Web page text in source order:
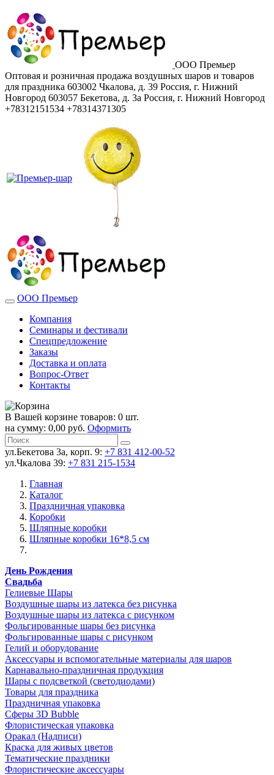
ООО Премьер
Оптовая и розничная продажа воздушных шаров и товаров
для праздника 603002 Чкалова, д. 39 Россия, г. Нижний
Новгород 603057 Бекетова, д. 3а Россия, г. Нижний Новгород
+78312151534 +78314371305
ООО Премьер
Компания
Семинары и фестивали
Спецпредложение
Заказы
Доставка и оплата
Вопрос-Ответ
Контакты
В Вашей корзине товаров: 0 шт.
на сумму: 0,00 руб. Оформить
ул.Бекетова 3а, корп. 9: +7 831 412-00-52
ул.Чкалова 39: +7 831 215-1534
Главная
Каталог
Праздничная упаковка
Коробки
Шляпные коробки
Шляпные коробки 16*8,5 см
День Рождения
Свадьба
Гелиевые Шары
Воздушные шары из латекса без рисунка
Воздушные шары из латекса с рисунком
Фольгированные шары без рисунка
Фольгированные шары с рисунком
Гелий и оборудование
Аксессуары и вспомогательные материалы для шаров
Карнавально-праздничная продукция
Шары с подсветкой (светодиодами)
Товары для праздника
Праздничная упаковка
Сферы 3D Bubble
Флористическая упаковка
Оракал (Надписи)
Краска для живых цветов
Тематические праздники
Флористические аксессуары